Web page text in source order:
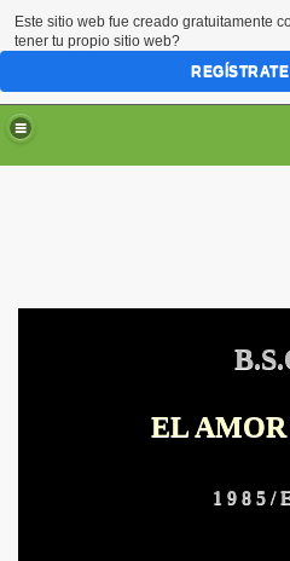
EL
1 9 8 5 /
Este sitio web fue creado gratuitamente
tener tu propio sitio web?